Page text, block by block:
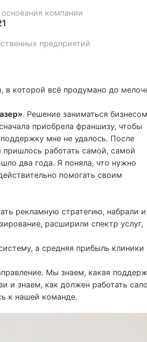
основания компании
предприятий
в которой всё продумано до
. Решение заниматься
приобрела франшизу, чтобы
мне не удалось. После
пришлось работать самой, самой
два года. Я поняла, что нужно
помогать своим
рекламную стратегию, набрали и
расширили спектр услуг,
а средняя прибыль клиники
Мы знаем, какая
и знаем, как должен работать
к нашей команде.